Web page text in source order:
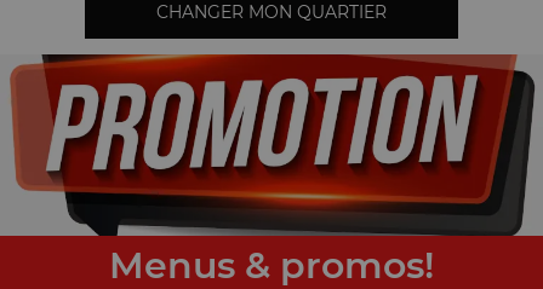
CHANGER MON QUARTIER
Menus & promos!